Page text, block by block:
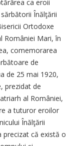
ca eroii
Înălţării
Ortodoxe
României Mari, în
comemorarea
de
de 25 mai 1920,
prezidat de
al României,
a tuturor eroilor
Înălţării
precizat că există o